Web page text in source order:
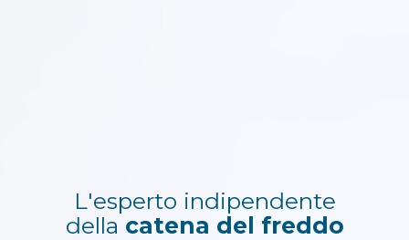
L'esperto indipendente
della catena del freddo